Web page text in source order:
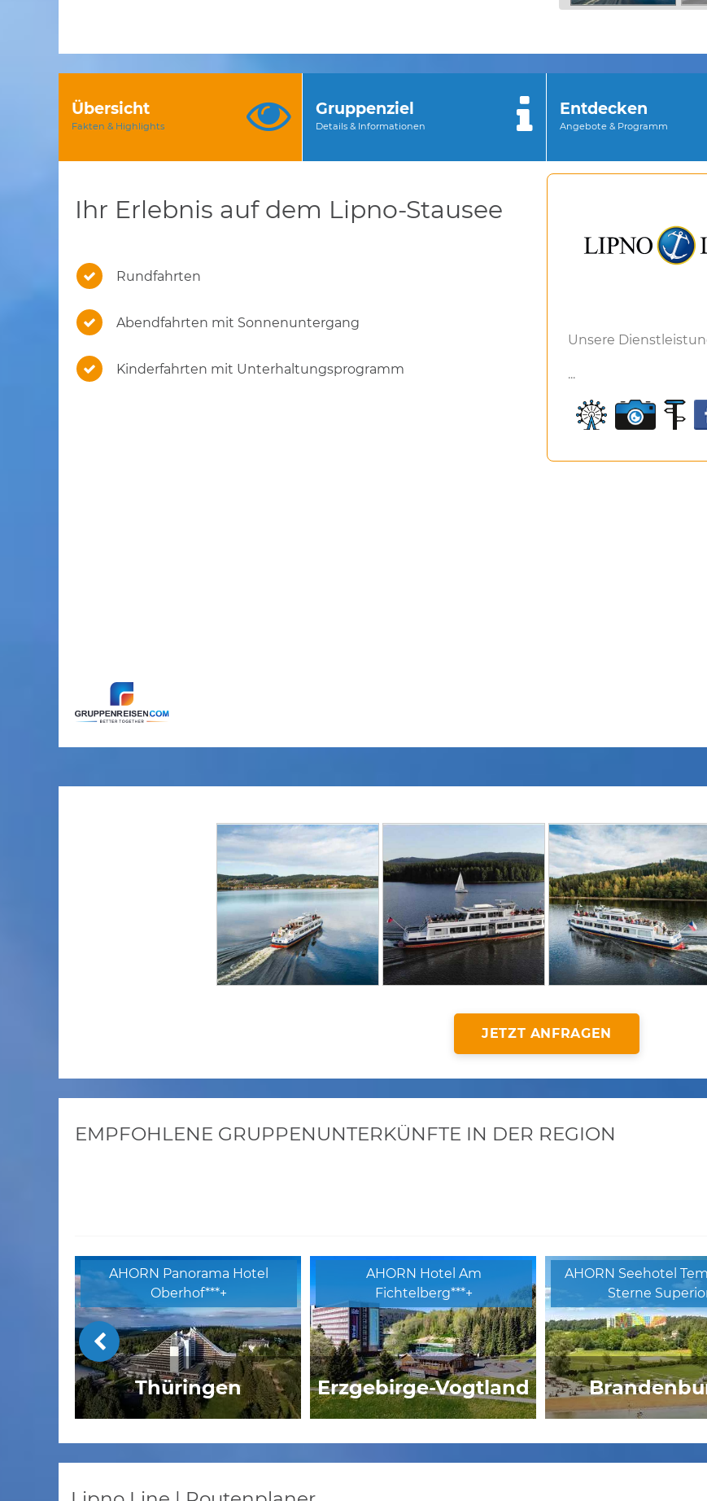
Übersicht
Fakten & Highlights
Gruppenziel
Details & Informationen
Entdecken
Angebote & Programm
Ihr Erlebnis auf dem Lipno-Stausee
Rundfahrten
Abendfahrten mit Sonnenuntergang
Kinderfahrten mit Unterhaltungsprogramm
Unsere
...
JETZT ANFRAGEN
EMPFOHLENE GRUPPENUNTERKÜNFTE IN DER REGION
AHORN Panorama Hotel
Oberhof***+
Thüringen
AHORN Hotel Am
Fichtelberg***+
Erzgebirge-Vogtland
AHORN Seehotel
Sterne